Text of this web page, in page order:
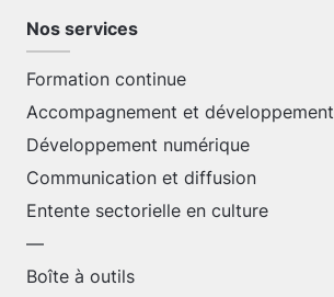
Nos services
Formation continue
Accompagnement et développement
Développement numérique
Communication et diffusion
Entente sectorielle en culture
—
Boîte à outils